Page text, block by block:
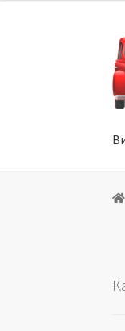
к
к